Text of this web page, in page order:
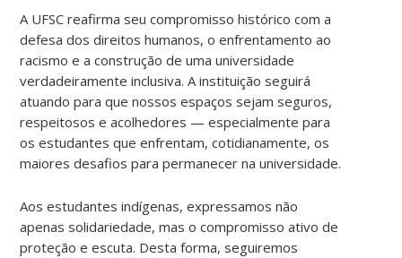
A UFSC reafirma seu compromisso histórico com a
defesa dos direitos humanos, o enfrentamento ao
racismo e a construção de uma universidade
verdadeiramente inclusiva. A instituição seguirá
atuando para que nossos espaços sejam seguros,
respeitosos e acolhedores — especialmente para
os estudantes que enfrentam, cotidianamente, os
maiores desafios para permanecer na universidade.
Aos estudantes indígenas, expressamos não
apenas solidariedade, mas o compromisso ativo de
proteção e escuta. Desta forma, seguiremos